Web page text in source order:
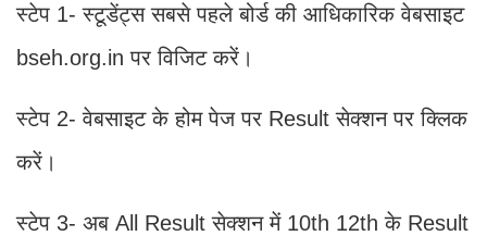
स्टेप 1- स्टूडेंट्स सबसे पहले बोर्ड की आधिकारिक वेबसाइट
bseh.org.in पर विजिट करें।
स्टेप 2- वेबसाइट के होम पेज पर Result सेक्शन पर क्लिक
करें।
स्टेप 3- अब All Result सेक्शन में 10th 12th के Result